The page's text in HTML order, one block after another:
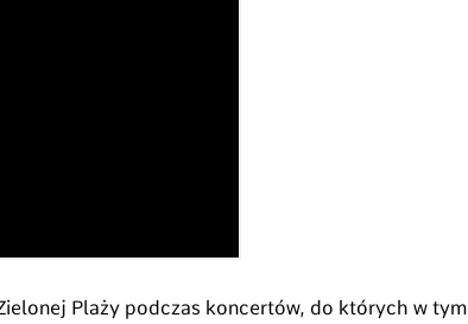
Plaży podczas koncertów, do których w tym